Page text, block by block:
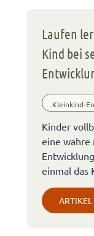
Laufen
Kind bei
Kleinkind-
Kinder
eine
einmal das
ARTIKEL